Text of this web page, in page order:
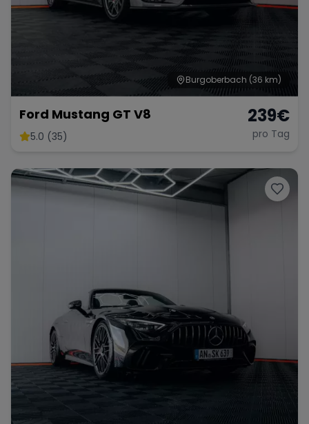
Burgoberbach (36 km)
Ford Mustang GT V8
5.0 (35)
239€
pro Tag